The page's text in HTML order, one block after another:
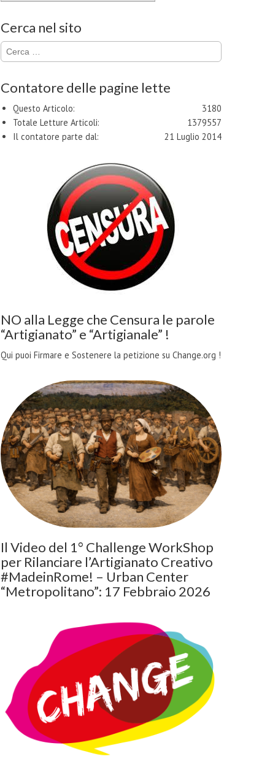
Cerca nel sito
Ricerca
per:
Contatore delle pagine lette
3180
Questo Articolo:
1379557
Totale Letture Articoli:
21 Luglio 2014
Il contatore parte dal:
NO alla Legge che Censura le parole
“Artigianato” e “Artigianale” !
Qui puoi Firmare e Sostenere la petizione su Change.org !
Il Video del 1° Challenge WorkShop
per Rilanciare l’Artigianato Creativo
#MadeinRome! – Urban Center
“Metropolitano”: 17 Febbraio 2026